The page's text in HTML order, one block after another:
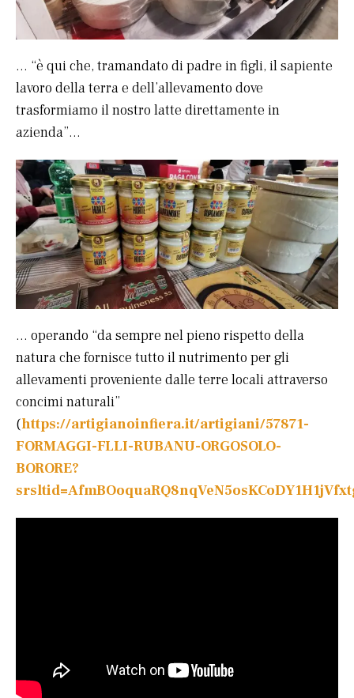
… “è qui che, tramandato di padre in figli, il sapiente
lavoro della terra e dell’allevamento dove
trasformiamo il nostro latte direttamente in
azienda”…
… operando “da sempre nel pieno rispetto della
natura che fornisce tutto il nutrimento per gli
allevamenti proveniente dalle terre locali attraverso
concimi naturali”
(https://artigianoinfiera.it/artigiani/57871-
FORMAGGI-FLLI-RUBANU-ORGOSOLO-
BORORE?